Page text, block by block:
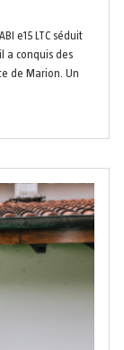
e15 LTC séduit
a conquis des
de Marion. Un